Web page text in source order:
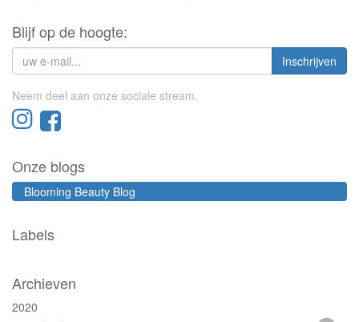
Blijf op de hoogte:
Inschrijven
Neem deel aan onze sociale stream.
Onze blogs
Blooming Beauty Blog
Labels
Archieven
2020